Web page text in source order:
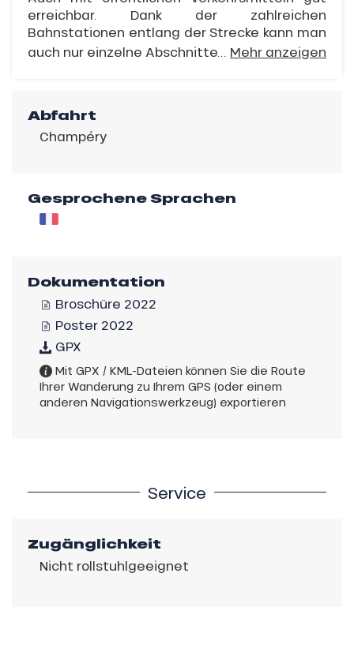
erreichbar. Dank der zahlreichen
Bahnstationen entlang der Strecke kann man
auch nur einzelne Abschnitte... Mehr anzeigen
Abfahrt
Champéry
Gesprochene Sprachen
Dokumentation
Broschüre 2022
Poster 2022
GPX
Mit GPX / KML-Dateien können Sie die Route
Ihrer Wanderung zu Ihrem GPS (oder einem
anderen Navigationswerkzeug) exportieren
Service
Zugänglichkeit
Nicht rollstuhlgeeignet